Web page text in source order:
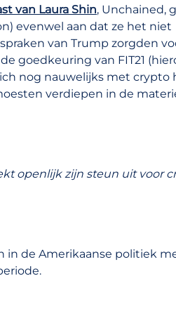
van Laura Shin, Unchained,
evenwel aan dat ze het niet
van Trump zorgden
goedkeuring van FIT21
nog nauwelijks met crypto
verdiepen in de
openlijk zijn steun uit voor
in de Amerikaanse politiek